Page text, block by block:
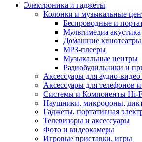
Электроника и гаджеты
Колонки и музыкальные
Беспроводные и
Мультимедиа акустика
Домашние кинотеатры
MP3-плееры
Музыкальные центры
Радиобудильники и
Аксессуары для аудио-
Аксессуары для телефонов
Системы и Компоненты Hi-
Наушники, микрофоны,
Гаджеты, портативная
Телевизоры и аксессуары
Фото и видеокамеры
Игровые приставки, игры